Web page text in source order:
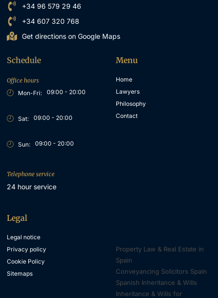
+34 96 579 29 46
+34 607 320 768
Get directions on Google Maps
Schedule
Office hours
Mon-Fri:
09:00 - 20:00
Sat: 09:00 - 20:00
Sun: 09:00 - 20:00
Telephone service
24 hour service
Menu
Home
Lawyers
Philosophy
Contact
Legal
Legal notice
Privacy policy
Cookie Policy
Sitemaps
Property Law & Real Estate in
Spain
Conveyancing Solicitors Spain
Spanish Inheritance & Wills
Inheritance & Wills for